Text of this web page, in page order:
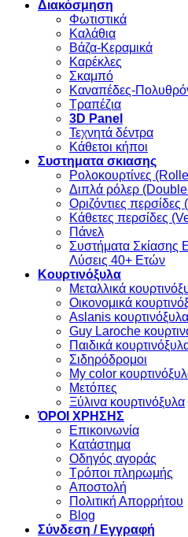
Διακόσμηση
Φωτιστικά
Καλάθια
Βάζα-Κεραμικά
Καρέκλες
Σκαμπό
Καναπέδες-
Τραπέζια
3D Panel
Τεχνητά δέντρα
Κάθετοι κήποι
Συστηματα σκιασης
Ρολοκουρτίνες
Διπλά ρόλερ
Οριζόντιες
Κάθετες περσίδες
Πάνελ
Συστήματα
Λύσεις 40+ Ετών
Κουρτινόξυλα
Μεταλλικά
Οικονομικά
Aslanis κουρτινόξυλα
Guy Laroche
Παιδικά
Σιδηρόδρομοι
My color
Μετόπες
Ξύλινα κουρτινόξυλα
ΌΡΟΙ ΧΡΗΣΗΣ
Επικοινωνία
Κατάστημα
Οδηγός αγοράς
Τρόποι πληρωμής
Αποστολή
Πολιτική Απορρήτου
Blog
Σύνδεση / Εγγραφή